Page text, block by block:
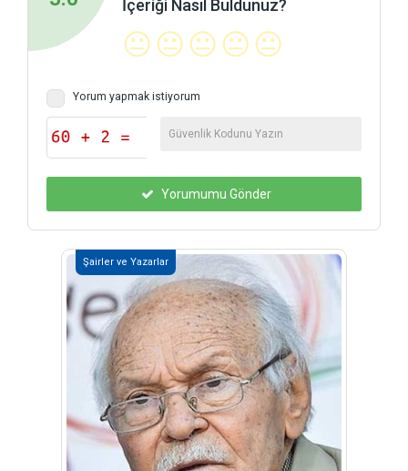
İçeriği Nasıl Buldunuz?
😐😐😐😐😐
Yorum yapmak istiyorum
Yorumumu Gönder
Şairler ve Yazarlar